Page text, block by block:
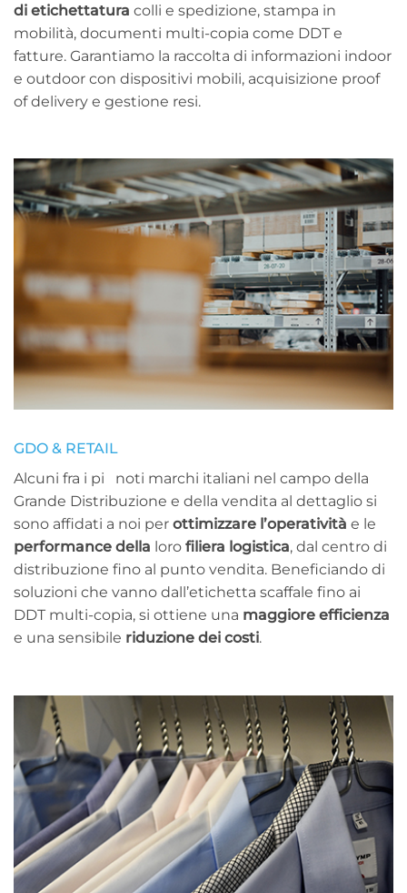
di etichettatura colli e spedizione, stampa in
mobilità, documenti multi-copia come DDT e
fatture. Garantiamo la raccolta di informazioni indoor
e outdoor con dispositivi mobili, acquisizione proof
of delivery e gestione resi.
GDO & RETAIL
Alcuni fra i pi noti marchi italiani nel campo della
Grande Distribuzione e della vendita al dettaglio si
sono affidati a noi per ottimizzare l’operatività e le
performance della loro filiera logistica, dal centro di
distribuzione fino al punto vendita. Beneficiando di
soluzioni che vanno dall’etichetta scaffale fino ai
DDT multi-copia, si ottiene una maggiore efficienza
e una sensibile riduzione dei costi.